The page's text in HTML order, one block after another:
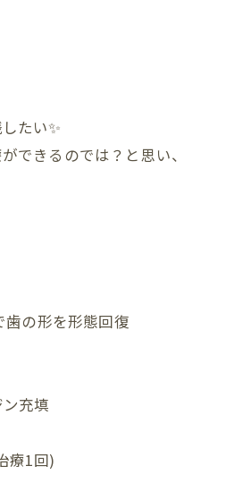
たい✨
できるのでは？と思い、
の形を形態回復
充填
療1回)